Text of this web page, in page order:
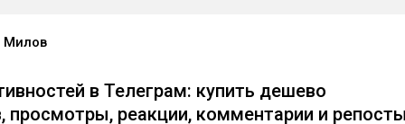
Милов
в Телеграм: купить дешево
просмотры, реакции, комментарии и